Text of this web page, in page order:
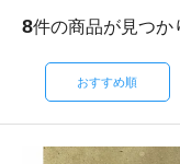
8件の商品が見つか
おすすめ順